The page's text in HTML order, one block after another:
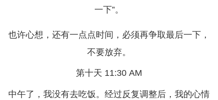
一下”。
也许心想，还有一点点时间，必须再争取最后一下，
不要放弃。
第十天 11:30 AM
中午了，我没有去吃饭。经过反复调整后，我的心情